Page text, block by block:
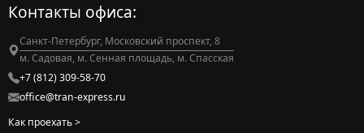
Контакты офиса:
Санкт-Петербург, Московский проспект, 8
м. Садовая, м. Сенная площадь, м. Спасская
+7 (812) 309-58-70
office@tran-express.ru
Как проехать